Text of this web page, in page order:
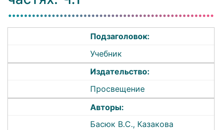
Подзаголовок:
Учебник
Издательство:
Просвещение
Авторы:
Басюк В.С., Казакова